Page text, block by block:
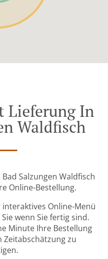
Lieferung In
Waldfisch
Salzungen Waldfisch
Online-Bestellung.
Online-Menü
wenn Sie fertig sind.
Minute Ihre Bestellung
zu